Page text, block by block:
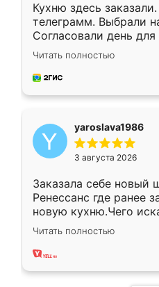
Кухню здесь
телеграмм. Выбрали
Согласовали день
недели кухня была
довольны работой.
мебель за
Читать полностью
yaroslava1986
3 августа 2026
Заказала себе новый
Ренессанс где ранее
новую кухню.Чего
вполне довольна.
два года, нареканий
Читать полностью